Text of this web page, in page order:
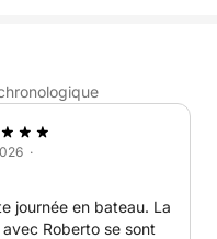
une aventure
et des plages isolées
la plongée
·
journée en bateau. La
Roberto se sont